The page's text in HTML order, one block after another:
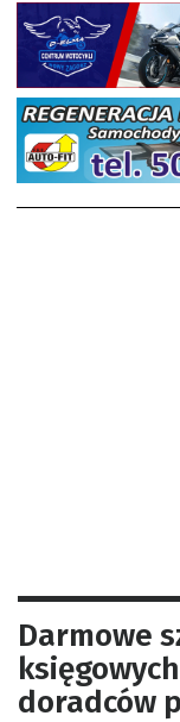
Darmowe
doradców